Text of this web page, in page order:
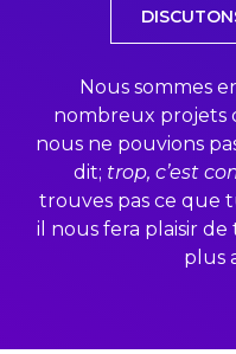
Nous sommes
nombreux projets
nous ne pouvions
dit; trop, c’est
trouves pas ce que
il nous fera plaisir
plus